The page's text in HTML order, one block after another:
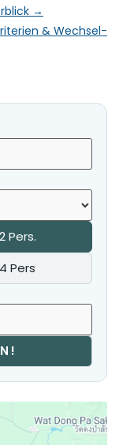
→
& Wechsel-
2 Pers.
4 Pers